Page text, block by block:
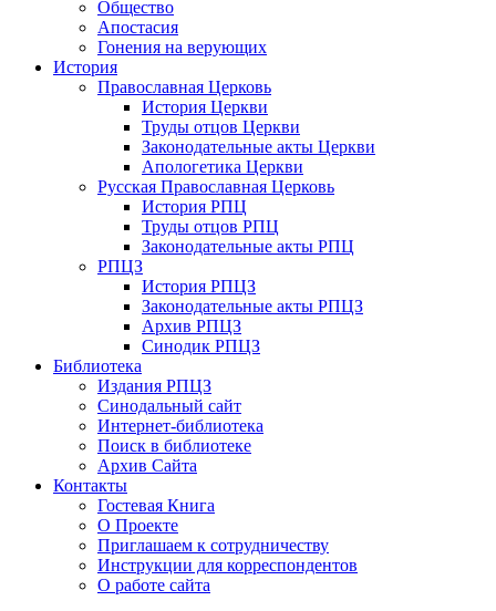
Общество
Апостасия
Гонения на верующих
История
Православная Церковь
История Церкви
Труды отцов Церкви
Законодательные акты Церкви
Апологетика Церкви
Русская Православная Церковь
История РПЦ
Труды отцов РПЦ
Законодательные акты РПЦ
РПЦЗ
История РПЦЗ
Законодательные акты РПЦЗ
Архив РПЦЗ
Синодик РПЦЗ
Библиотека
Издания РПЦЗ
Синодальный сайт
Интернет-библиотека
Поиск в библиотеке
Архив Сайта
Контакты
Гостевая Книга
О Проекте
Приглашаем к сотрудничеству
Инструкции для корреспондентов
О работе сайта